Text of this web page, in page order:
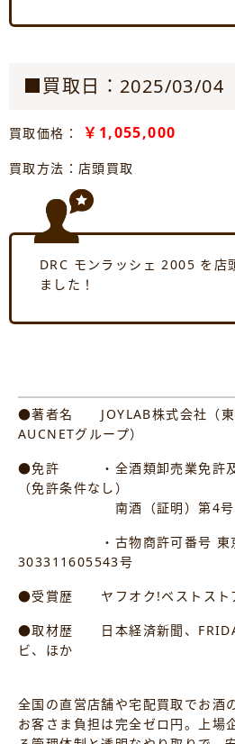
■買取日：2025/03/04
買取価格： ￥1,055,000
買取方法：店頭買取
DRC モンラッシェ 2005 を店
ました！
●著者名 JOYLAB株式会社（東
AUCNETグループ）
●免許 ・全酒類卸売業免許及
（免許条件なし）
南酒（証明）第4号
・古物商許可番号 東京都
303311605543号
●受賞歴 ヤフオク!ベストスト
●取材歴 日本経済新聞、
ビ、ほか
全国の直営店舗や宅配買取でお酒
お客さま負担は完全ゼロ円。上場